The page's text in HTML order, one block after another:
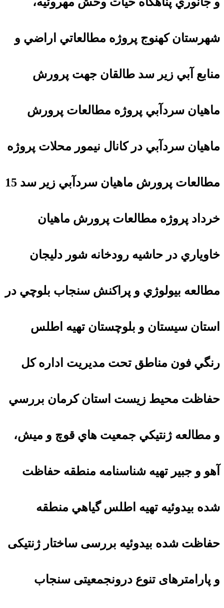
شهرستان كهنوج پروژه مطالعاتي اراضي و
منابع آبي زير سد طالقان جهت پرورش
ماهيان سردآبي پروژه مطالعات پرورش
ماهيان سردآبي در كانال نيمور محلات پروژه
مطالعات پرورش ماهيان سردآبي زير سد 15
خرداد پروژه مطالعات پرورش ماهيان
خاوياري در حاشيه رودخانه شور دليجان
مطالعه بيولوژي و پراكنش سنجاب بلوچي در
استان سيستان و بلوچستان تهيه اطلس
رنگي فون مناطق تحت مديريت اداره كل
حفاظت محيط زيست استان كرمان بررسي
و مطالعه ژنتيكي جمعيت هاي قوچ و ميش،
آهو و جبير تهیه شناسنامه منطقه حفاظت
شده بيدوئيه تهیه اطلس گياهي منطقه
حفاظت شده بيدوئيه بررسی ساختار ژنتیکی
و پارامترهای تنوع درون‏جمعیتی سنجاب